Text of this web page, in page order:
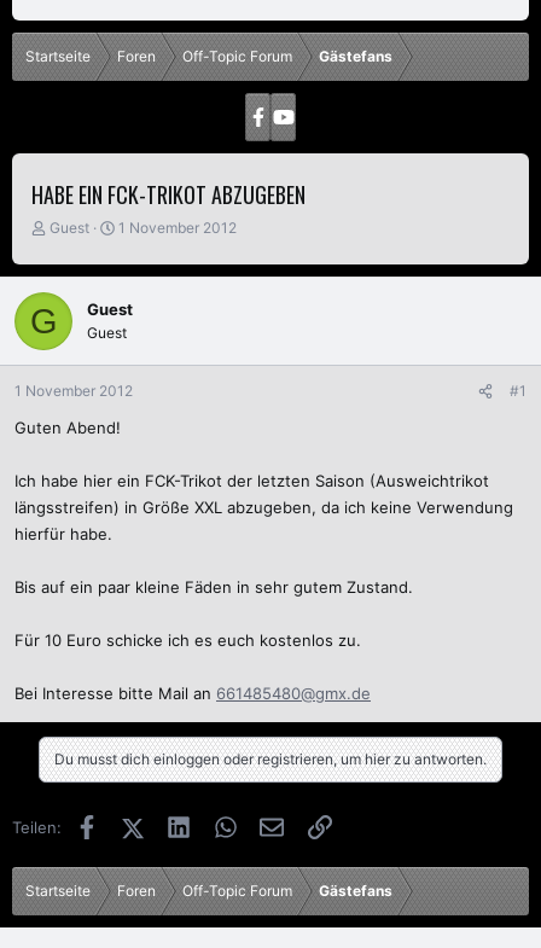
Startseite Foren Off-Topic Forum Gästefans
HABE EIN FCK-TRIKOT ABZUGEBEN
E
s
t
e
l
r
Guest
E
s
e
l
a
m
1 November 2012
G Guest
Guest
1 November 2012 #1
Guten Abend!
Ich habe hier ein FCK-Trikot der letzten Saison (Ausweichtrikot
längsstreifen) in Größe XXL abzugeben, da ich keine Verwendung
hierfür habe.
Bis auf ein paar kleine Fäden in sehr gutem Zustand.
Für 10 Euro schicke ich es euch kostenlos zu.
Bei Interesse bitte Mail an 661485480@gmx.de
Du musst dich einloggen oder registrieren, um hier zu antworten.
Teilen: FacebookX (Twitter)LinkedInWhatsApp
E-MailLink
Startseite Foren Off-Topic Forum Gästefans